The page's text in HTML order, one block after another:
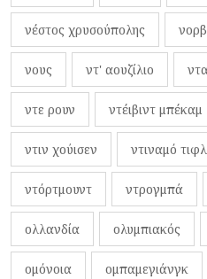
νέστος χρυσούπολης
νους ντ' αουζίλιο
ντε ρουν ντέιβιντ μπέκαμ
ντιν χούισεν ντιναμό
ντόρτμουντ ντρογμπά
ολλανδία ολυμπιακός
ομόνοια ομπαμεγιάνγκ